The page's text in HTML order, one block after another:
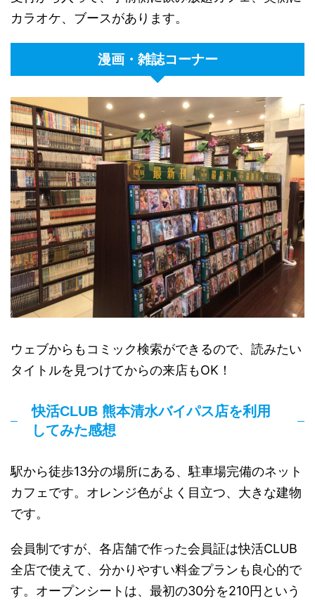
カラオケ、ブースがあります。
漫画・雑誌コーナー
ウェブからもコミック検索ができるので、読みたい
タイトルを見つけてからの来店もOK！
快活CLUB 熊本清水バイパス店を利用
してみた感想
駅から徒歩13分の場所にある、駐車場完備のネット
カフェです。オレンジ色がよく目立つ、大きな建物
です。
会員制ですが、各店舗で作った会員証は快活CLUB
全店で使えて、分かりやすい料金プランも良心的で
す。オープンシートは、最初の30分を210円という